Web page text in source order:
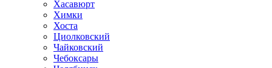
Хасавюрт
Химки
Хоста
Циолковский
Чайковский
Чебоксары